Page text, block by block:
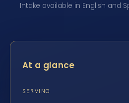
Intake available in English and
At a glance
SERVING